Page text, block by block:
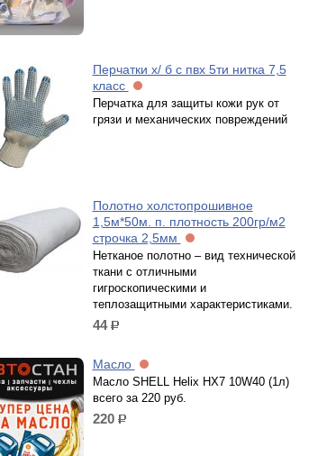
Перчатки х/ б с пвх 5ти нитка 7,5
класс
Перчатка для защиты кожи рук от
грязи и механических повреждений
Полотно холстопрошивное
1,5м*50м. п. плотность 200гр/м2
строчка 2,5мм
Нетканое полотно – вид технической
ткани с отличными
гигроскопическими и
теплозащитными характеристиками.
44р.
Масло
Масло SHELL Helix HX7 10W40 (1л)
всего за 220 руб.
220 р.